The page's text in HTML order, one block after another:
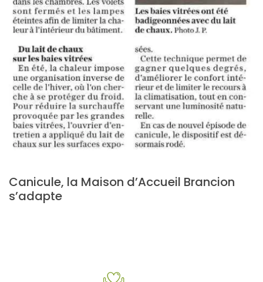
Canicule, la Maison d’Accueil Brancion
s’adapte